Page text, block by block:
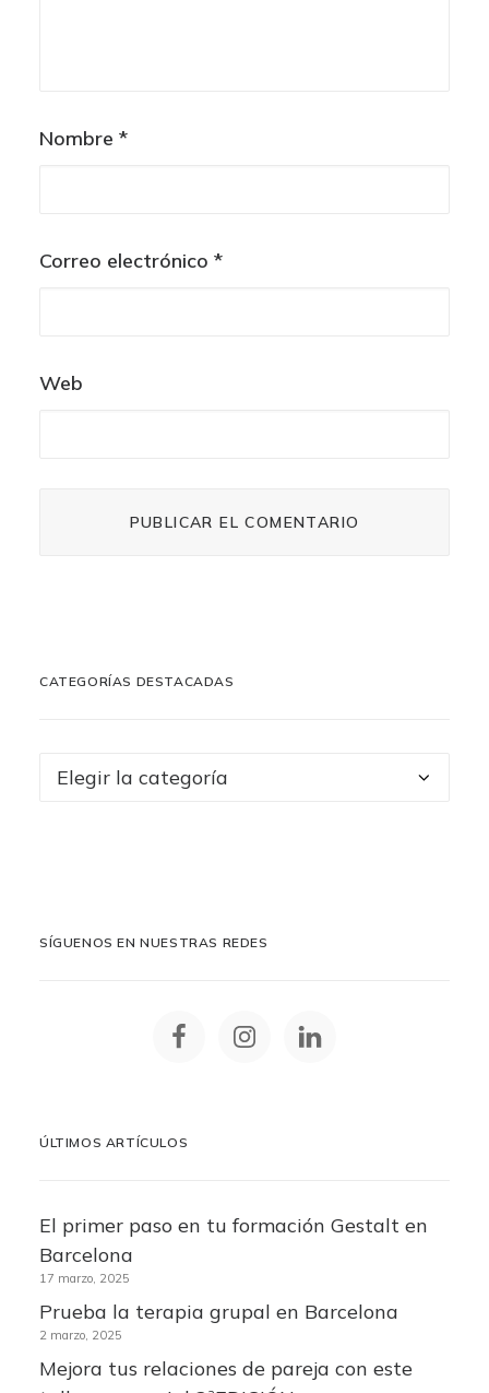
Nombre *
Correo electrónico *
Web
CATEGORÍAS DESTACADAS
Categorías
SÍGUENOS EN NUESTRAS REDES
ÚLTIMOS ARTÍCULOS
El primer paso en tu formación Gestalt en
Barcelona
17 marzo, 2025
Prueba la terapia grupal en Barcelona
2 marzo, 2025
Mejora tus relaciones de pareja con este